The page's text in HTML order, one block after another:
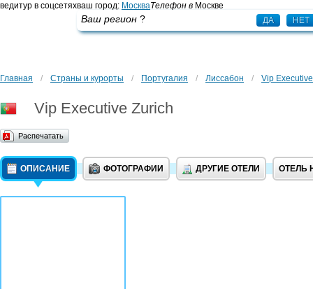
ведитур в соцсетяхваш город: Москва
Ваш регион ? ДА НЕТ
Телефон в Москве
Главная / Страны и курорты / Португалия / Лиссабон / Vip
Vip Executive Zurich
Распечатать
ОПИСАНИЕ ФОТОГРАФИИ ДРУГИЕ ОТЕЛИ ОТЕЛЬ